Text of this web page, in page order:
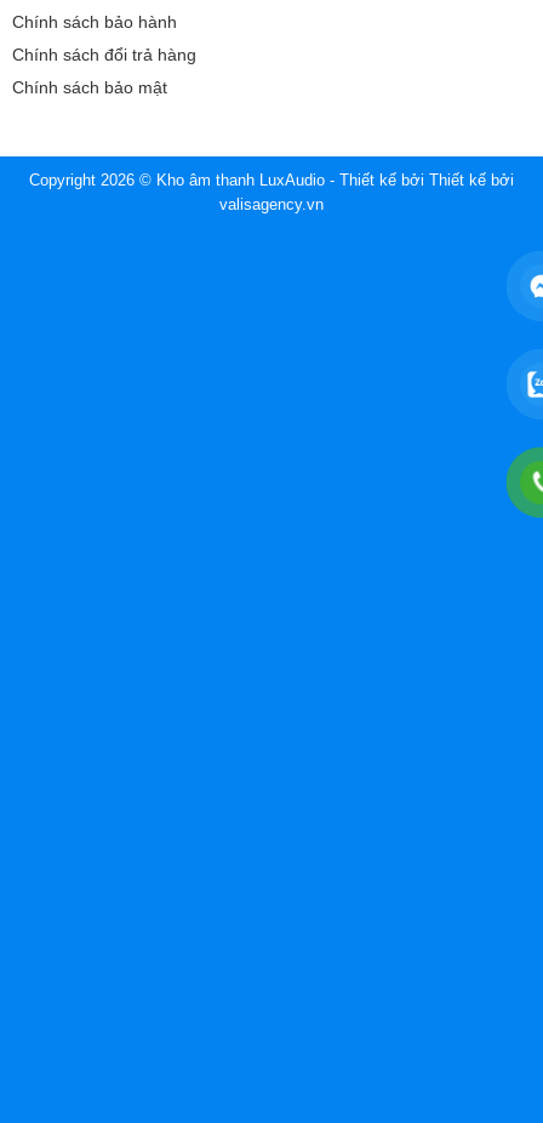
Chính sách bảo hành
Chính sách đổi trả hàng
Chính sách bảo mật
Copyright 2026 © Kho âm thanh LuxAudio - Thiết kế bởi Thiết kế bởi
valisagency.vn